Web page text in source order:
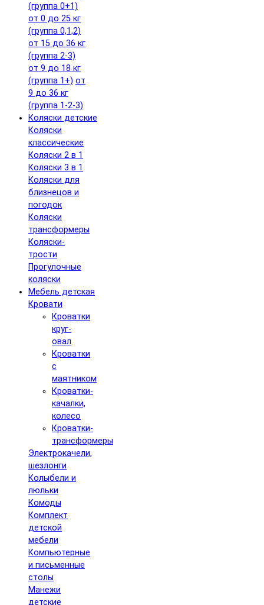
(группа 0+1)
от 0 до 25 кг
(группа 0,1,2)
от 15 до 36 кг
(группа 2-3)
от 9 до 18 кг
(группа 1+) от
9 до 36 кг
(группа 1-2-3)
Коляски детские
Коляски
классические
Коляски 2 в 1
Коляски 3 в 1
Коляски для
близнецов и
погодок
Коляски
трансформеры
Коляски-
трости
Прогулочные
коляски
Мебель детская
Кровати
Кроватки
круг-
овал
Кроватки
с
маятником
Кроватки-
качалки,
колесо
Кроватки-
трансформеры
Электрокачели,
шезлонги
Колыбели и
люльки
Комоды
Комплект
детской
мебели
Компьютерные
и письменные
столы
Манежи
детские